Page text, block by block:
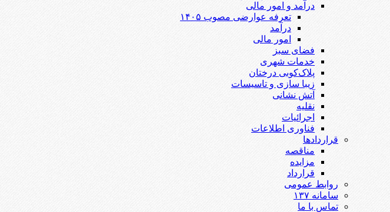
درآمد و امور مالی
تعرفه عوارضی مصوب ۱۴۰۵
درآمد
امور مالی
فضای سبز
خدمات شهری
پلاک‌کوبی درختان
زیبا سازی و تاسیسات
آتش نشانی
نقلیه
اجرائیات
فناوری اطلاعات
قراردادها
مناقصه
مزایده
قرارداد
روابط عمومی
سامانه ۱۳۷
تماس با ما